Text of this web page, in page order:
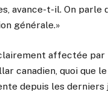
avance-t-il. On parle
générale.»
affectée
canadien, quoi que
depuis les derniers